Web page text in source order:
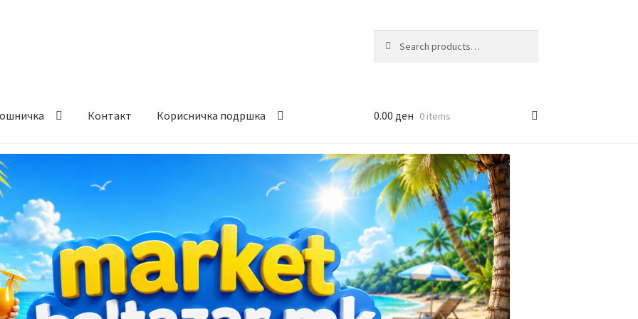
for:
Контакт Корисничка подршка
и начин на плаќање
на производ Услови за користење
0.00 ден 0 items